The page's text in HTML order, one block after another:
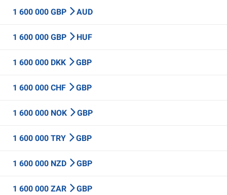
1 600 000 GBP AUD
1 600 000 GBP HUF
1 600 000 DKK GBP
1 600 000 CHF GBP
1 600 000 NOK GBP
1 600 000 TRY GBP
1 600 000 NZD GBP
1 600 000 ZAR GBP